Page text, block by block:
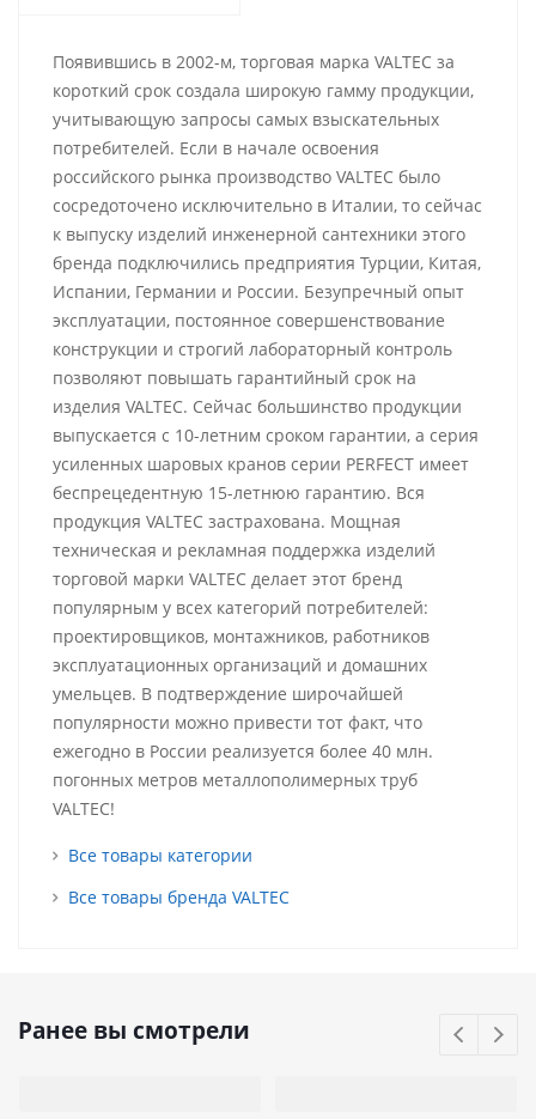
Появившись в 2002-м, торговая марка VALTEC за
короткий срок создала широкую гамму продукции,
учитывающую запросы самых взыскательных
потребителей. Если в начале освоения
российского рынка производство VALTEC было
сосредоточено исключительно в Италии, то сейчас
к выпуску изделий инженерной сантехники этого
бренда подключились предприятия Турции, Китая,
Испании, Германии и России. Безупречный опыт
эксплуатации, постоянное совершенствование
конструкции и строгий лабораторный контроль
позволяют повышать гарантийный срок на
изделия VALTEC. Сейчас большинство продукции
выпускается с 10-летним сроком гарантии, а серия
усиленных шаровых кранов серии PERFECT имеет
беспрецедентную 15-летнюю гарантию. Вся
продукция VALTEC застрахована. Мощная
техническая и рекламная поддержка изделий
торговой марки VALTEC делает этот бренд
популярным у всех категорий потребителей:
проектировщиков, монтажников, работников
эксплуатационных организаций и домашних
умельцев. В подтверждение широчайшей
популярности можно привести тот факт, что
ежегодно в России реализуется более 40 млн.
погонных метров металлополимерных труб
VALTEC!
Все товары категории
Все товары бренда VALTEC
Ранее вы смотрели